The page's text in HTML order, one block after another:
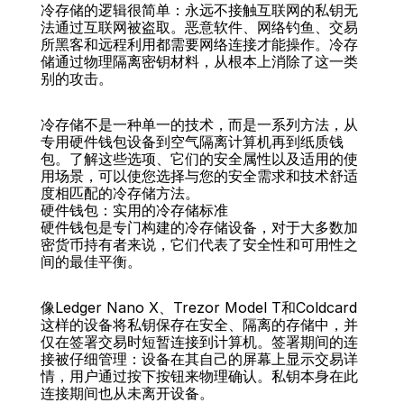
冷存储的逻辑很简单：永远不接触互联网的私钥无
法通过互联网被盗取。恶意软件、网络钓鱼、交易
所黑客和远程利用都需要网络连接才能操作。冷存
储通过物理隔离密钥材料，从根本上消除了这一类
别的攻击。
冷存储不是一种单一的技术，而是一系列方法，从
专用硬件钱包设备到空气隔离计算机再到纸质钱
包。了解这些选项、它们的安全属性以及适用的使
用场景，可以使您选择与您的安全需求和技术舒适
度相匹配的冷存储方法。
硬件钱包：实用的冷存储标准
硬件钱包是专门构建的冷存储设备，对于大多数加
密货币持有者来说，它们代表了安全性和可用性之
间的最佳平衡。
像Ledger Nano X、Trezor Model T和Coldcard
这样的设备将私钥保存在安全、隔离的存储中，并
仅在签署交易时短暂连接到计算机。签署期间的连
接被仔细管理：设备在其自己的屏幕上显示交易详
情，用户通过按下按钮来物理确认。私钥本身在此
连接期间也从未离开设备。